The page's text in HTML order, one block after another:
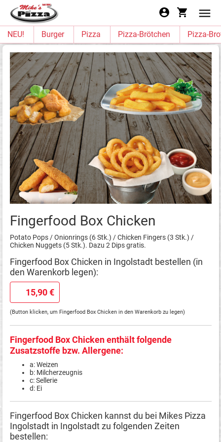
NEU! Burger Pizza Pizza-Brötchen Pizza-
Fingerfood Box Chicken
Potato Pops / Onionrings (6 Stk.) / Chicken Fingers (3 Stk.) /
Chicken Nuggets (5 Stk.). Dazu 2 Dips gratis.
Fingerfood Box Chicken in Ingolstadt bestellen (in
den Warenkorb legen):
15,90 €
(Button klicken, um Fingerfood Box Chicken in den Warenkorb zu legen)
Fingerfood Box Chicken enthält folgende
Zusatzstoffe bzw. Allergene:
a: Weizen
b: Milcherzeugnis
c: Sellerie
d: Ei
Fingerfood Box Chicken kannst du bei Mikes Pizza
Ingolstadt in Ingolstadt zu folgenden Zeiten
bestellen: